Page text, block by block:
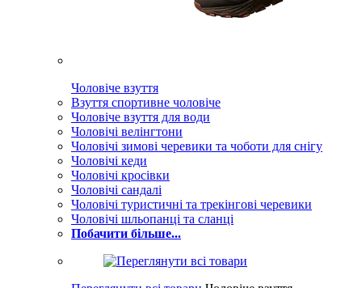
Чоловіче взуття
Взуття спортивне чоловіче
Чоловіче взуття для води
Чоловічі велінгтони
Чоловічі зимові черевики та чоботи для снігу
Чоловічі кеди
Чоловічі кросівки
Чоловічі сандалі
Чоловічі туристичні та трекінгові черевики
Чоловічі шльопанці та сланці
Побачити більше...